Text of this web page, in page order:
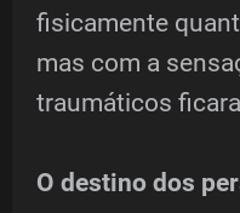
fisicamente
mas com a
traumáticos
O destino dos